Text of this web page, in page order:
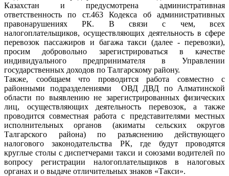
Казахстан и предусмотрена административная
ответственность по ст.463 Кодекса об административных
правонарушениях РК. В связи с чем, всех
налогоплательщиков, осуществляющих деятельность в сфере
перевозок пассажиров и багажа такси (далее - перевозки),
просим добровольно зарегистрироваться в качестве
индивидуального предпринимателя в Управлении
государственных доходов по Талгарскому району.
Также, сообщаем что проводится работа совместно с
районными подразделениями ОВД ДВД по Алматинской
области по выявлению не зарегистрированных физических
лиц, осуществляющих деятельность перевозок, а также
проводится совместная работа с представителями местных
исполнительных органов (акиматы сельских округов
Талгарского района) по разъяснению действующего
налогового законодательства РК, где будут проводятся
круглые столы с диспетчерами такси и союзами водителей по
вопросу регистрации налогоплательщиков в налоговых
органах и о выдаче отличительных знаков «Такси».